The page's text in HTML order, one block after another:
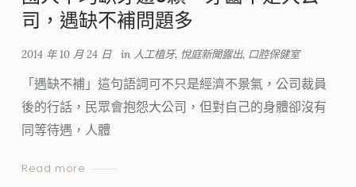
司，遇缺不補問題多
2014 年 10 月 24 日 in 人工植牙, 悅庭新聞露出, 口腔保健室
「遇缺不補」這句語詞可不只是經濟不景氣，公司裁員
後的行話，民眾會抱怨大公司，但對自己的身體卻沒有
同等待遇，人體
Read more